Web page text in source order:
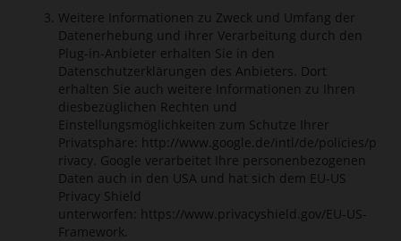
Weitere Informationen zu Zweck und Umfang der
Datenerhebung und ihrer Verarbeitung durch den
Plug-in-Anbieter erhalten Sie in den
Datenschutzerklärungen des Anbieters. Dort
erhalten Sie auch weitere Informationen zu Ihren
diesbezüglichen Rechten und
Einstellungsmöglichkeiten zum Schutze Ihrer
Privatsphäre: http://www.google.de/intl/de/policies/p
rivacy . Google verarbeitet Ihre personenbezogenen
Daten auch in den USA und hat sich dem EU-US
Privacy Shield
unterworfen:
https://www.privacyshield.gov/EU-US-
Framework